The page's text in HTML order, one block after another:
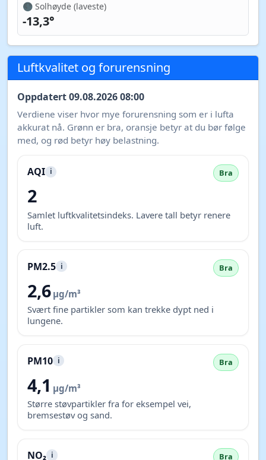
🌑 Solhøyde (laveste)
-13,3°
Luftkvalitet og forurensning
Oppdatert 09.08.2026 08:00
Verdiene viser hvor mye forurensning som er i lufta
akkurat nå. Grønn er bra, oransje betyr at du bør følge
med, og rød betyr høy belastning.
AQI i Bra
2
Samlet luftkvalitetsindeks. Lavere tall betyr renere
luft.
PM2.5 i Bra
2,6 µg/m³
Svært fine partikler som kan trekke dypt ned i
lungene.
PM10 i Bra
4,1 µg/m³
Større støvpartikler fra for eksempel vei,
bremsestøv og sand.
NO₂ i Bra